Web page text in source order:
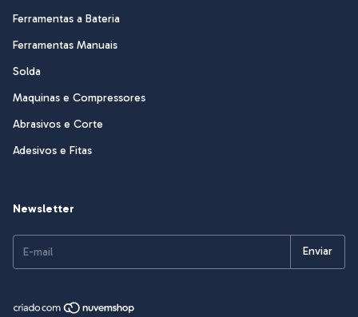
Ferramentas a Bateria
Ferramentas Manuais
Solda
Maquinas e Compressores
Abrasivos e Corte
Adesivos e Fitas
Newsletter